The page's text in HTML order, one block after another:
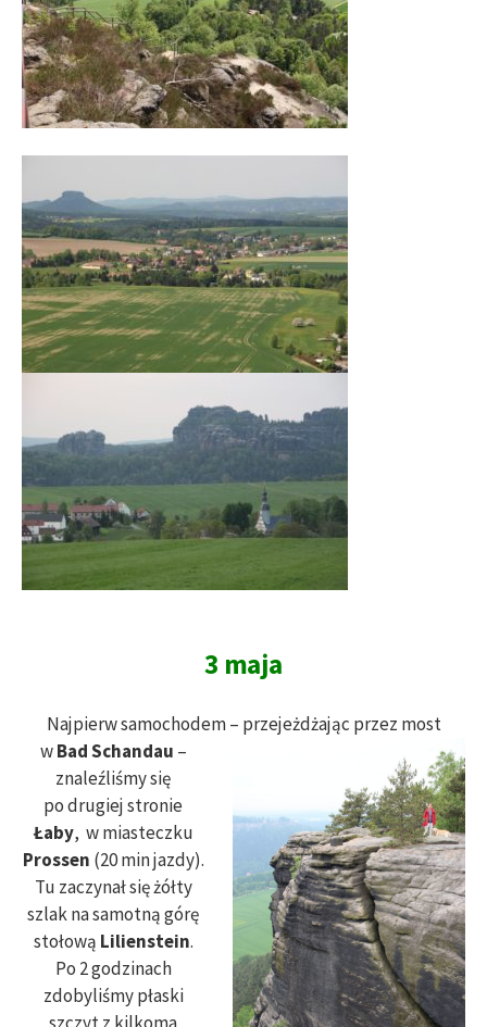
3 maja
Najpierw samochodem – przejeżdżając przez most
wBad Schandau –
znaleźliśmy się
po drugiej stronie
Łaby, w miasteczku
Prossen (20 min jazdy).
Tu zaczynał się żółty
szlak na samotną górę
stołową Lilienstein.
Po 2 godzinach
zdobyliśmy płaski